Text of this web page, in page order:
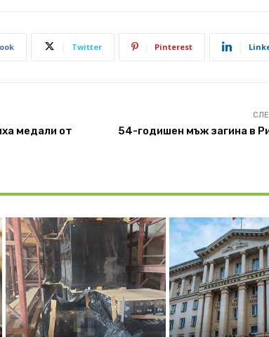
Twitter Pinterest
медали от
54-годишен мъж загина в